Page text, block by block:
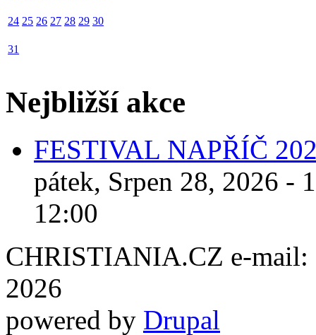
24 25 26 27 28 29 30
31
Nejbližší akce
FESTIVAL NAPŘÍČ
pátek, Srpen 28, 2026 -
12:00
CHRISTIANIA.CZ e-mail:
2026
powered by Drupal